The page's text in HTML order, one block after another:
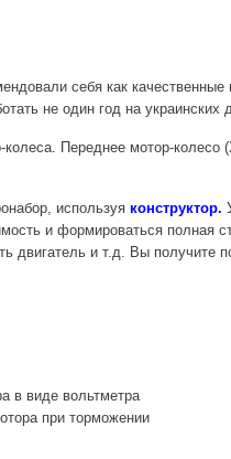
себя как
не один год на украинских
колеса. Переднее мотор-
используя конструктор.
и формироваться полная
двигатель и т.д. Вы получите
в виде вольтметра
при торможении